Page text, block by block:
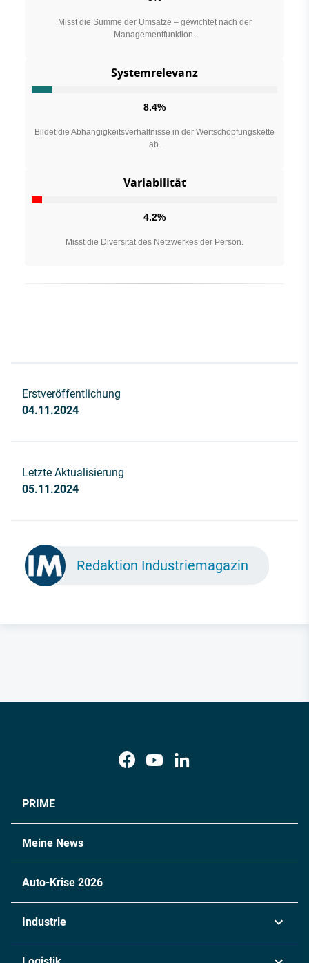
Misst die Summe der Umsätze – gewichtet nach der
Managementfunktion.
Systemrelevanz
8.4%
Bildet die Abhängigkeitsverhältnisse in der Wertschöpfungskette
ab.
Variabilität
4.2%
Misst die Diversität des Netzwerkes der Person.
Erstveröffentlichung
04.11.2024
Letzte Aktualisierung
05.11.2024
Redaktion Industriemagazin
PRIME
Meine News
Auto-Krise 2026
Industrie